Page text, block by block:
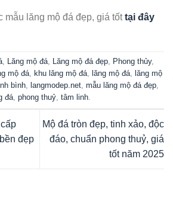
mẫu lăng mộ đá đẹp, giá tốttại đây
, Lăng mộ đá, Lăng mộ đá đẹp, Phong thủy,
mộ đá, khu lăng mộ đá, lăng mộ đá, lăng mộ
bình, langmodep.net, mẫu lăng mộ đá đẹp,
đá, phong thuỷ, tâm linh.
đẹp
Mộ đá tròn đẹp, tinh xảo, độc
đáo, chuẩn phong thuỷ, giá
tốt năm 2025